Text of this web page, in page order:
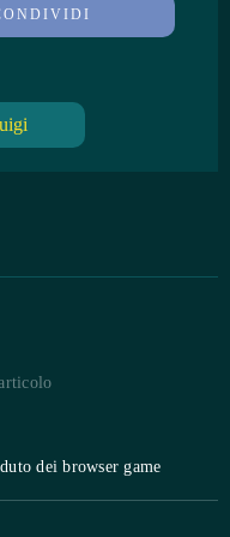
dei browser game